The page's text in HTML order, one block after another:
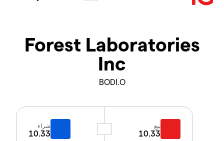
Forest Laboratories
Inc
BODI.O
بيع
10.33
شراء
10.33